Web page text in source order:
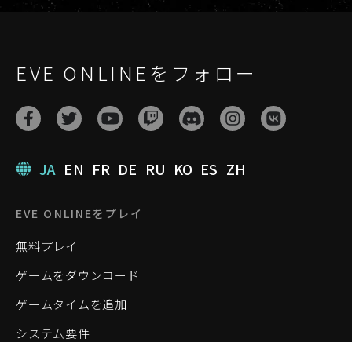
EVE ONLINEをフォロー
JA EN FR DE RU KO ES ZH
EVE ONLINEをプレイ
無料プレイ
ゲームをダウンロード
ゲームタイムを追加
システム要件